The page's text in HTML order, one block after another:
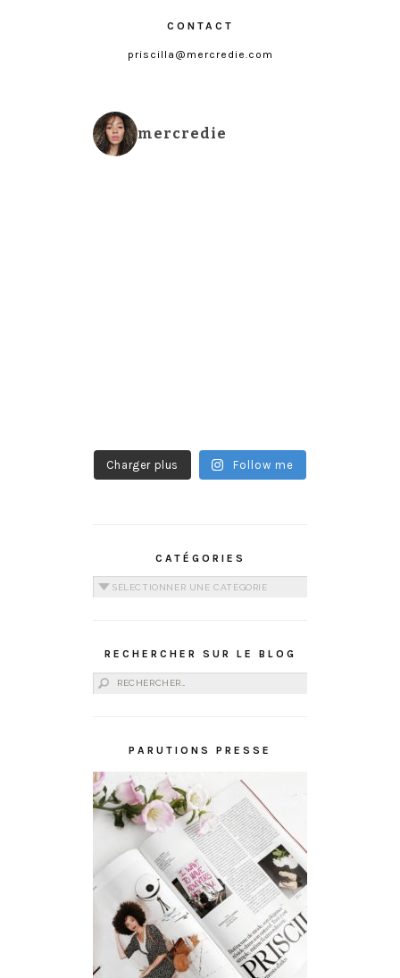
CONTACT
priscilla@mercredie.com
mercredie
Charger plus Follow me
CATÉGORIES
Catégories
RECHERCHER SUR LE BLOG
Rechercher :
PARUTIONS PRESSE